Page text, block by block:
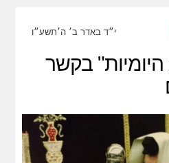
י״ד באדר ב׳ ה׳תשע״ו
בקשר